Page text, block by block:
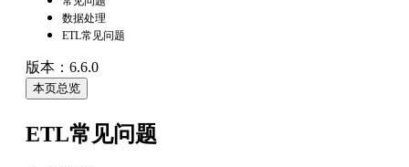
数据处理
ETL常见问题
版本：6.6.0
本页总览
ETL常见问题